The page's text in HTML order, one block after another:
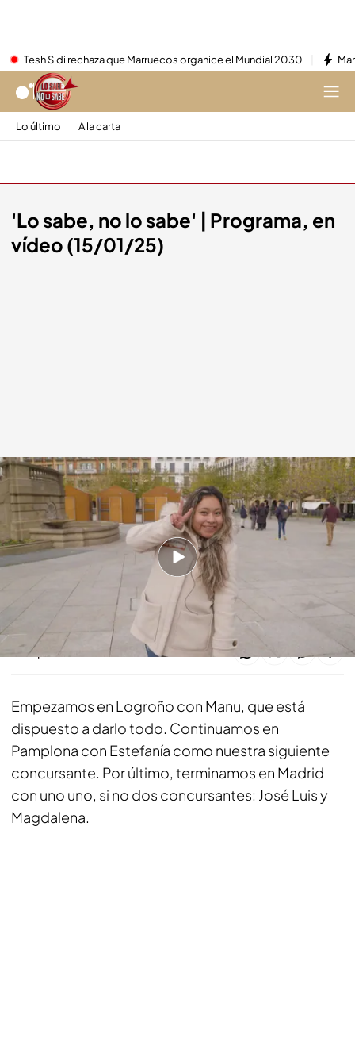
Tesh Sidi rechaza que Marruecos organice el Mundial 2030
Lo último A la carta
'Lo sabe, no lo sabe' | Programa, en
vídeo (15/01/25)
'Lo sabe, no lo sabe'
Lo sabe, no lo sabe
15 ENE 2025 - 20:10h.
¡Dale al 'play' y disfruta del programa completo
de Lo sabe, no lo sabe!
Compartir
Empezamos en Logroño con Manu, que está
dispuesto a darlo todo. Continuamos en
Pamplona con Estefanía como nuestra siguiente
concursante. Por último, terminamos en Madrid
con uno uno, si no dos concursantes: José Luis y
Magdalena.